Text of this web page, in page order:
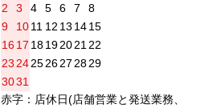
2
3 4 5 6 7
8
9
1011 12 13 1415
16 17 18192021 22
23 24252627 2829
3031
赤字：店休日(店舗営業と発送業務、